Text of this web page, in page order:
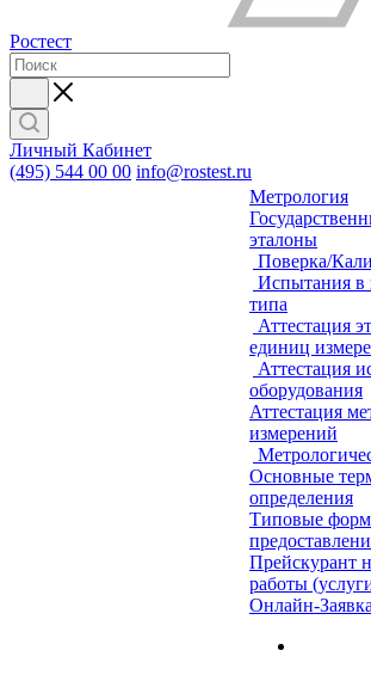
Ростест
Личный Кабинет
(495) 544 00 00 info@rostest.ru
Метрология
эталоны
Поверка/
Испытания в
типа
Аттестация
единиц
Аттестация
оборудования
Аттестация
измерений
Основные
определения
Типовые
Прейскурант
работы
Онлайн-Заявка